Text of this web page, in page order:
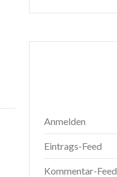
Anmelden
Eintrags-Feed
Kommentar-Feed